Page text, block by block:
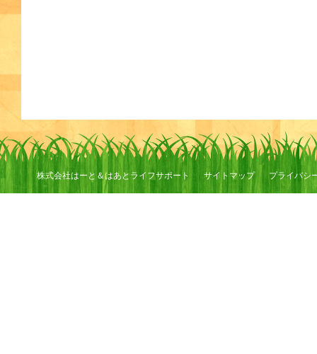
株式会社はーと＆はあとライフサポート サイトマップ プライバシ